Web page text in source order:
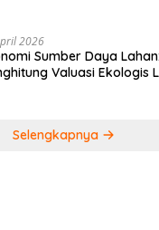
2026
Sumber Daya
Valuasi Ekologis
Selengkapnya